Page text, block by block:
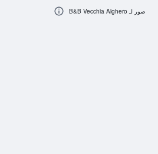
صور لـ B&B Vecchia Alghero